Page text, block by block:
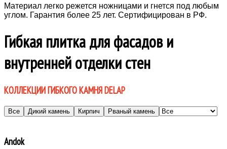
Материал легко режется ножницами и гнется под любым
углом. Гарантия более 25 лет. Сертифицирован в РФ.
Гибкая плитка для фасадов и
внутренней отделки стен
КОЛЛЕКЦИИ ГИБКОГО КАМНЯ DELAP
Andok